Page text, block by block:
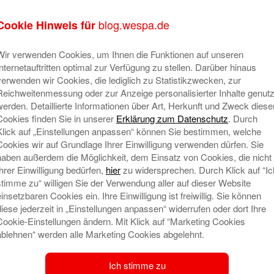
krank werden.
draußen zusammen spielen, in den
Bis dahin möchten wir euch zusammen mit
eine kleine Idee mit auf den Weg
auch zu Hause seid, und nicht mit anderen
malen und an euer Fenster kleben.
Eltern draußen sind, können sie deinen
es dir genauso geht wie ihnen. Ein Zeichen
Seite eineVorlagegebastelt, die du ganz
Der Regenbogen besteht normalerweise
lila, dunkelblau, hellblau, grün, gelb, orange
keine Grenzen gesetzt und du kannst ihn
Bild auch fotografieren und an uns schicken.
Kinder und vielleicht gewinnst du sogar einen
Hinweis für blog.wespa.de
verwenden Cookies, um Ihnen die Funktionen auf unseren
optimal zur Verfügung zu stellen. Darüber hinaus
wir Cookies, die lediglich zu Statistikzwecken, zur
oder zur Anzeige personalisierter Inhalte
Detaillierte Informationen über Art, Herkunft und Zweck
finden Sie in unserer Erklärung zum Datenschutz. Durch
auf „Einstellungen anpassen“ können Sie bestimmen, welche
wir auf Grundlage Ihrer Einwilligung verwenden dürfen. Sie
außerdem die Möglichkeit, dem Einsatz von Cookies, die nicht
Einwilligung bedürfen, hierzu widersprechen. Durch Klick auf
zu“ willigen Sie der Verwendung aller auf dieser Website
Cookies ein. Ihre Einwilligung ist freiwillig. Sie können
jederzeit in „Einstellungen anpassen“ widerrufen oder dort Ihre
Einstellungen ändern. Mit Klick auf “Marketing Cookies
werden alle Marketing Cookies abgelehnt.
Ich stimme zu